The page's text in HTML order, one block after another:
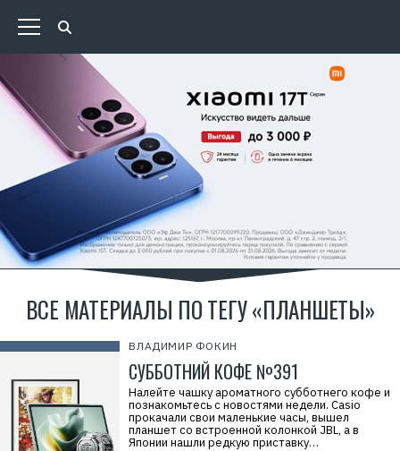
ВСЕ МАТЕРИАЛЫ ПО ТЕГУ «ПЛАНШЕТЫ»
ВЛАДИМИР ФОКИН
СУББОТНИЙ КОФЕ №391
Налейте чашку ароматного субботнего кофе и
познакомьтесь с новостями недели. Casio
прокачали свои маленькие часы, вышел
планшет со встроенной колонкой JBL, а в
Японии нашли редкую приставку…